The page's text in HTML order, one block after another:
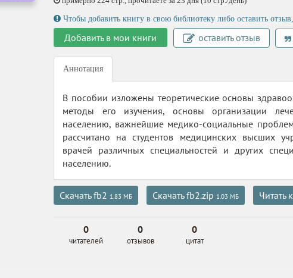
Чтобы добавить книгу в свою библиотеку либо оставить
Добавить в мои книги оставить отзыв
Аннотация
В пособии изложены теоретические основы
методы его изучения, основы организации
населению, важнейшие медико-социальные
рассчитано на студентов медицинских высших
врачей различных специальностей и других
населению.
Скачать fb2 1.83 МБ Скачать fb2.zip 1.03 МБ Читать
0
читателей
0
отзывов
0
цитат